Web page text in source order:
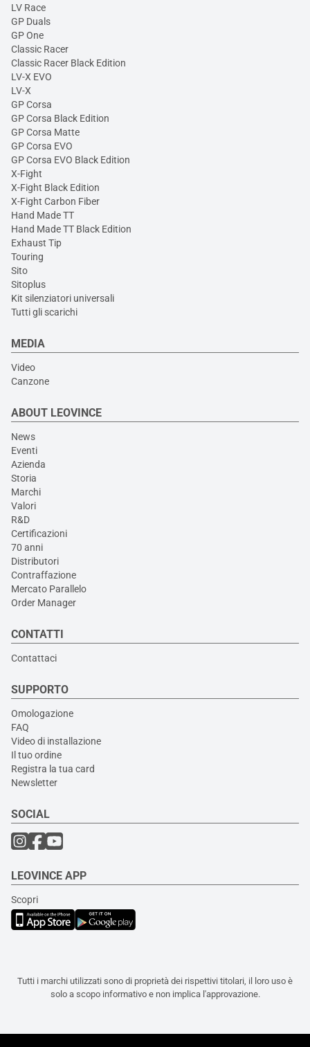
LV Race
GP Duals
GP One
Classic Racer
Classic Racer Black Edition
LV-X EVO
LV-X
GP Corsa
GP Corsa Black Edition
GP Corsa Matte
GP Corsa EVO
GP Corsa EVO Black Edition
X-Fight
X-Fight Black Edition
X-Fight Carbon Fiber
Hand Made TT
Hand Made TT Black Edition
Exhaust Tip
Touring
Sito
Sitoplus
Kit silenziatori universali
Tutti gli scarichi
MEDIA
Video
Canzone
ABOUT LEOVINCE
News
Eventi
Azienda
Storia
Marchi
Valori
R&D
Certificazioni
70 anni
Distributori
Contraffazione
Mercato Parallelo
Order Manager
CONTATTI
Contattaci
SUPPORTO
Omologazione
FAQ
Video di installazione
Il tuo ordine
Registra la tua card
Newsletter
SOCIAL
LEOVINCE APP
Scopri
Tutti i marchi utilizzati sono di proprietà dei rispettivi titolari, il loro uso è
solo a scopo informativo e non implica l'approvazione.